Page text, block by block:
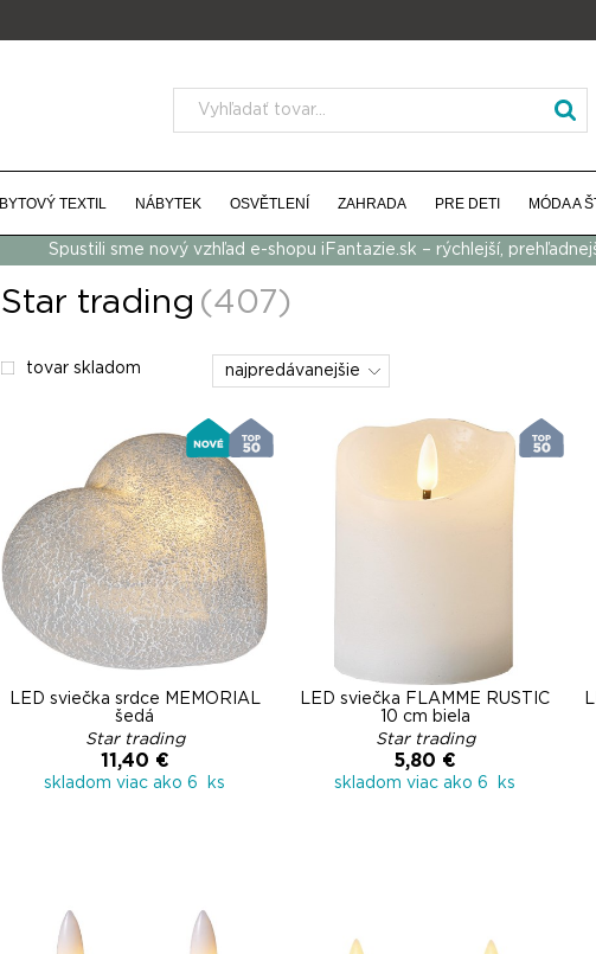
BYTOVÝ TEXTIL NÁBYTEK OSVĚTLENÍ ZAHRADA PRE DETI MÓDA A
Spustili sme nový vzhľad e-shopu iFantazie.sk – rýchlejší,
Star trading (407)
tovar skladom
LED sviečka srdce MEMORIAL
šedá
Star trading
11,40 €
skladom viac ako 6 ks
LED sviečka FLAMME RUSTIC
10 cm biela
Star trading
5,80 €
skladom viac ako 6 ks